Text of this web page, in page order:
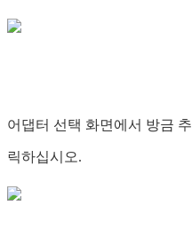
어댑터 선택 화면에서 방금
릭하십시오.